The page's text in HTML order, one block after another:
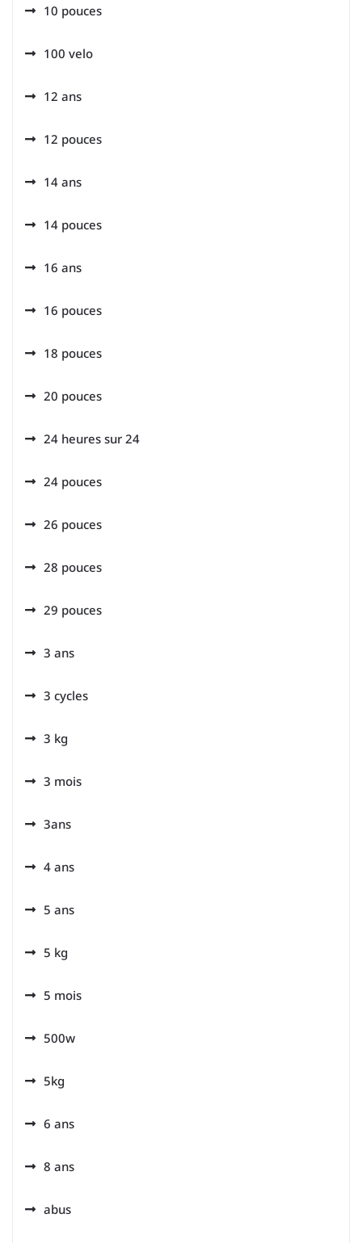
10 pouces
100 velo
12 ans
12 pouces
14 ans
14 pouces
16 ans
16 pouces
18 pouces
20 pouces
24 heures sur 24
24 pouces
26 pouces
28 pouces
29 pouces
3 ans
3 cycles
3 kg
3 mois
3ans
4 ans
5 ans
5 kg
5 mois
500w
5kg
6 ans
8 ans
abus